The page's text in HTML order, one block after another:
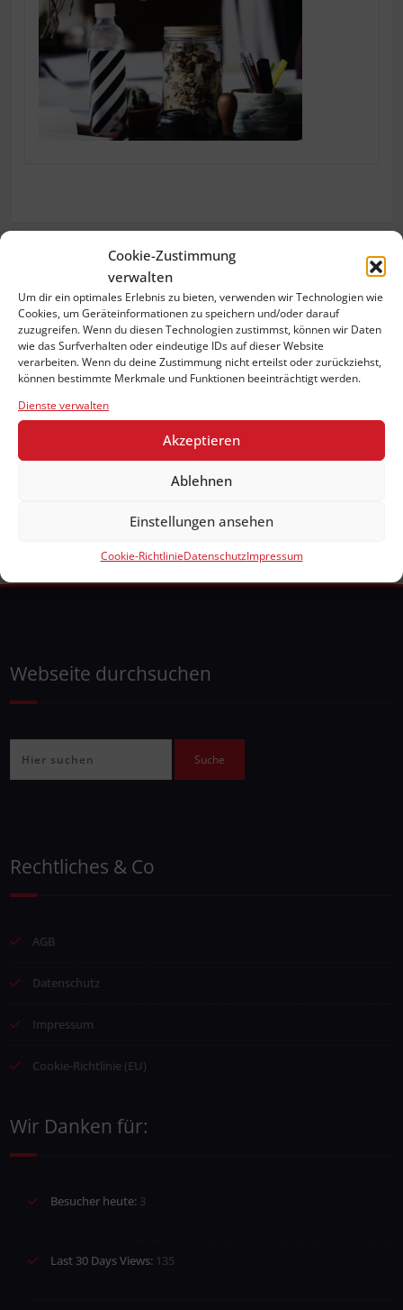
Cookie-Zustimmung
verwalten
Um dir ein optimales Erlebnis zu bieten, verwenden wir Technologien wie
Cookies, um Geräteinformationen zu speichern und/oder darauf
zuzugreifen. Wenn du diesen Technologien zustimmst, können wir Daten
wie das Surfverhalten oder eindeutige IDs auf dieser Website
verarbeiten. Wenn du deine Zustimmung nicht erteilst oder zurückziehst,
können bestimmte Merkmale und Funktionen beeinträchtigt werden.
Dienste verwalten
Akzeptieren
Ablehnen
Einstellungen ansehen
Cookie-RichtlinieDatenschutzImpressum
Beitragsnavigation
Previous:gallery1
Webseite durchsuchen
Rechtliches & Co
AGB
Datenschutz
Impressum
Cookie-Richtlinie (EU)
Wir Danken für:
Besucher heute: 3
Last 30 Days Views: 135